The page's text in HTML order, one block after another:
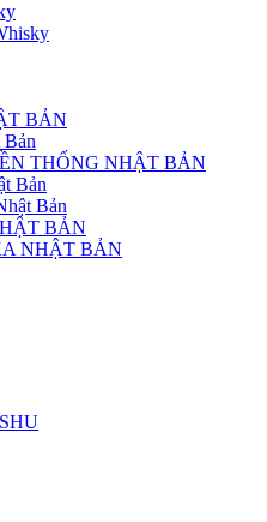
BẢN
THỐNG NHẬT BẢN
Bản
Bản
BẢN
NHẬT BẢN